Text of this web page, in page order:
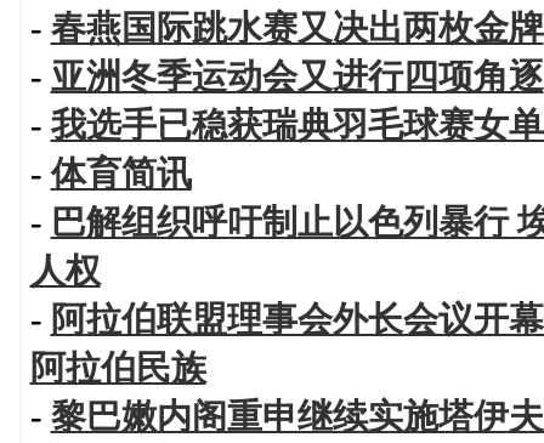
- 春燕国际跳水赛又决出两枚金牌
- 亚洲冬季运动会又进行四项角逐
- 我选手已稳获瑞典羽毛球赛女
-体育简讯
- 巴解组织呼吁制止以色列暴行
人权
- 阿拉伯联盟理事会外长会议开
阿拉伯民族
- 黎巴嫩内阁重申继续实施塔伊